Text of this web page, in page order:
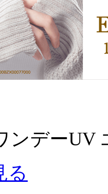
ンデーUV
る